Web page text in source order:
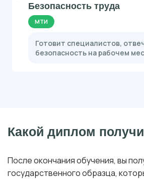
Безопасность труда
МТИ
Готовит специалистов,
безопасность на рабочем
Какой диплом
После окончания обучения, вы
государственного образца,